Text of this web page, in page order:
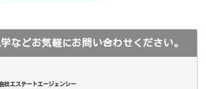
などお気軽にお問い合わせください。
社エステートエージェンシー